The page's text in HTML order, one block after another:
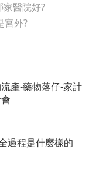
家醫院好?
宮外?
產-藥物落仔-家計
過程是什麼樣的